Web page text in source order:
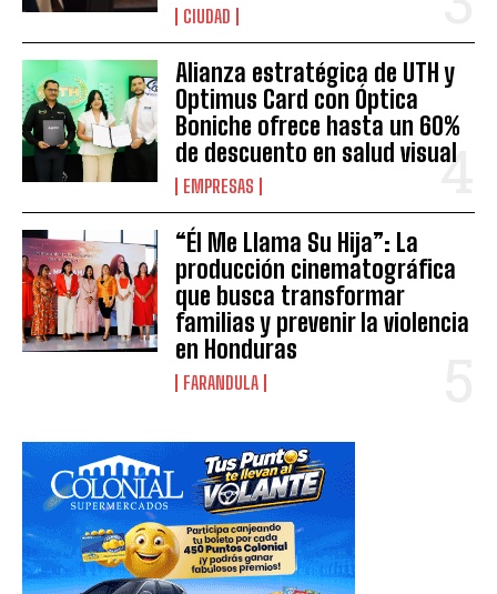
CIUDAD
Alianza estratégica de UTH y
Optimus Card con Óptica
Boniche ofrece hasta un 60%
de descuento en salud visual
EMPRESAS
“Él Me Llama Su Hija”: La
producción cinematográfica
que busca transformar
familias y prevenir la violencia
en Honduras
FARANDULA